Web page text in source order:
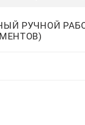
РУЧНОЙ